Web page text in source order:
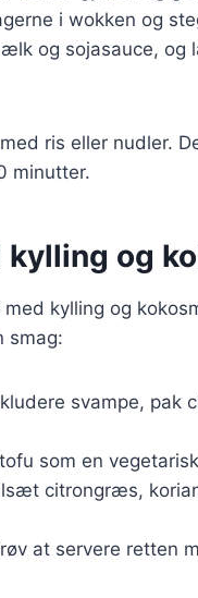
i wokken og
og sojasauce, og
ris eller nudler.
minutter.
kylling og
kylling og
smag:
svampe, pak
som en
citrongræs,
at servere retten